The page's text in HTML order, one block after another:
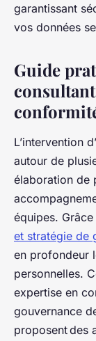
garantissant
vos données
Guide
L’intervention
autour de
élaboration de
équipes.
et stratégie de
en profondeur
personnelles.
expertise en
gouvernance
proposent des